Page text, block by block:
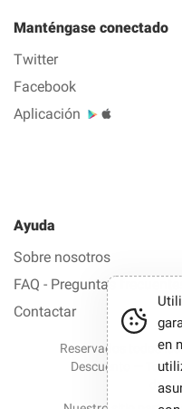
Manténgase conectado
Twitter
Facebook
Aplicación
Ayuda
Sobre nosotros
FAQ - Preguntas frecuentes
Contactar
Reservados todos
Descuento — Todas
en